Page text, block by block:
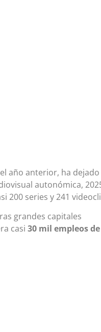
año anterior, ha dejado
autonómica,
200 series y 241
grandes capitales
casi 30 mil empleos de